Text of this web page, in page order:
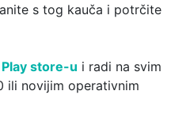
s tog kauča i potrčite
Play store-u i radi na svim
ili novijim operativnim